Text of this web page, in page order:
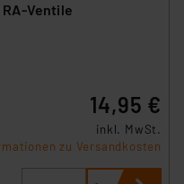
Ventile
14,95 €
inkl. MwSt.
zu Versandkosten